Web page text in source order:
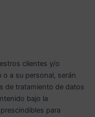
clientes y/o
a su personal, serán
de tratamiento de datos
bajo la
para